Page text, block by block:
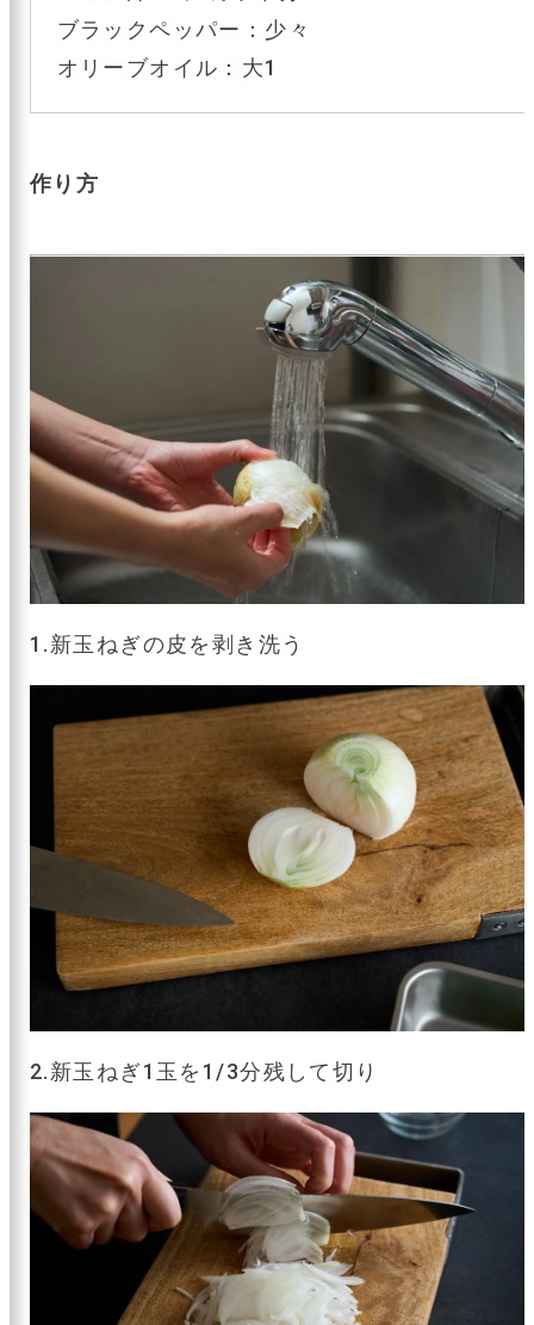
ブラックペッパー：少々
オリーブオイル：大1
作り方
1.新玉ねぎの皮を剥き洗う
2.新玉ねぎ1玉を1/3分残して切り